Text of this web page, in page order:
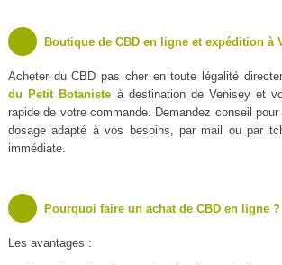
Boutique de CBD en ligne et expédition à
Acheter du CBD pas cher en toute légalité
du Petit Botaniste à destination de Venisey et
rapide de votre commande. Demandez conseil
dosage adapté à vos besoins, par mail ou par
immédiate.
Pourquoi faire un achat de CBD en ligne ?
Les avantages :